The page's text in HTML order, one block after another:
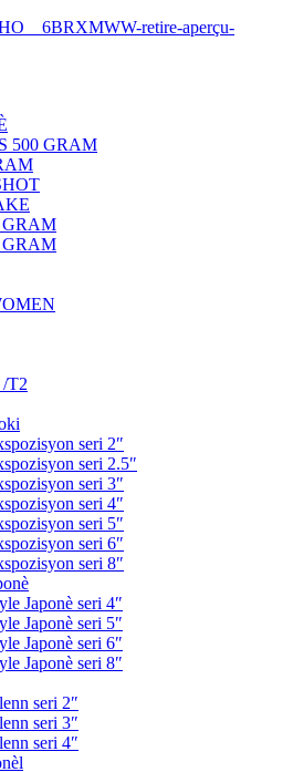
500 GRAM
GRAM
GRAM
/T2
seri 2″
seri 2.5″
seri 3″
seri 4″
seri 5″
seri 6″
seri 8″
Japonè seri 4″
Japonè seri 5″
Japonè seri 6″
Japonè seri 8″
seri 2″
seri 3″
seri 4″